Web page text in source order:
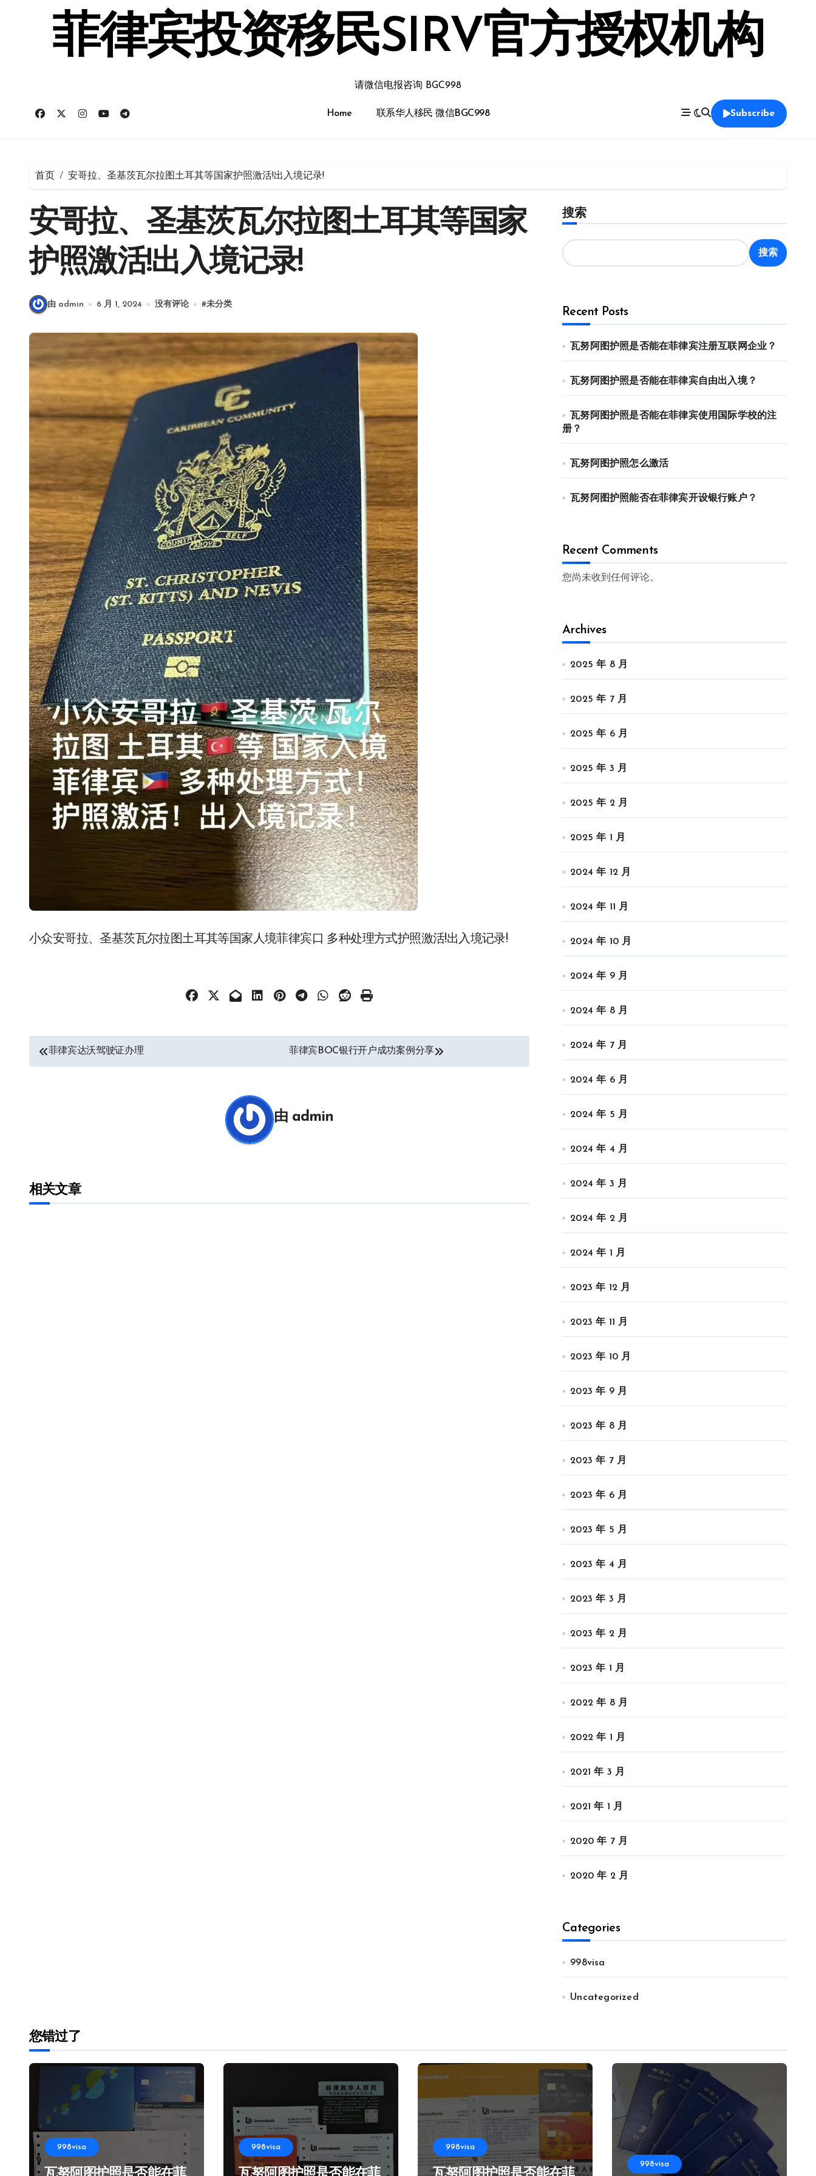
菲律宾投资移民SIRV官方授权机构
请微信电报咨询 BGC998
Home 联系华人移民 微信BGC998 Subscribe
首页 安哥拉、圣基茨瓦尔拉图土耳其等国家护照激活!出入境记录!
安哥拉、圣基茨瓦尔拉图土耳其等国家
护照激活!出入境记录!
由 admin 6 月 1, 2024 没有评论 #未分类
小众安哥拉、圣基茨瓦尔拉图土耳其等国家人境菲律宾口 多种处理方式护照激活!出入境记录!
文菲律宾达沃驾驶证办理 菲律宾BOC银行开户成功案例分享
由 admin
相关文章
搜索
搜索
Recent Posts
瓦努阿图护照是否能在菲律宾注册互联网企业？
瓦努阿图护照是否能在菲律宾自由出入境？
瓦努阿图护照是否能在菲律宾使用国际学校的注
册？
瓦努阿图护照怎么激活
瓦努阿图护照能否在菲律宾开设银行账户？
Recent Comments
您尚未收到任何评论。
Archives
2025 年 8 月
2025 年 7 月
2025 年 6 月
2025 年 3 月
2025 年 2 月
2025 年 1 月
2024 年 12 月
2024 年 11 月
2024 年 10 月
2024 年 9 月
2024 年 8 月
2024 年 7 月
2024 年 6 月
2024 年 5 月
2024 年 4 月
2024 年 3 月
2024 年 2 月
2024 年 1 月
2023 年 12 月
2023 年 11 月
2023 年 10 月
2023 年 9 月
2023 年 8 月
2023 年 7 月
2023 年 6 月
2023 年 5 月
2023 年 4 月
2023 年 3 月
2023 年 2 月
2023 年 1 月
2022 年 8 月
2022 年 1 月
2021 年 3 月
2021 年 1 月
2020 年 7 月
2020 年 2 月
Categories
998visa
Uncategorized
您错过了
998visa 998visa 998visa
998visa